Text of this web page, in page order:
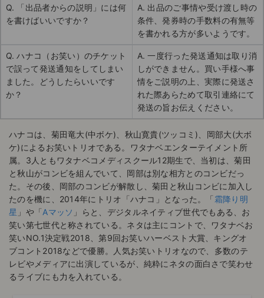
Q. 「出品者からの説明」には何
を書けばいいですか？
A. 出品のご事情や受け渡し時の
条件、発券時の手数料の有無等
を書かれる方が多いようです。
Q. ハナコ（お笑い）のチケット
で誤って発送通知をしてしまい
ました。どうしたらいいです
か？
A. 一度行った発送通知は取り消
しができません。買い手様へ事
情をご説明の上、実際に発送さ
れた際あらためて取引連絡にて
発送の旨お伝えください。
ハナコは、菊田竜大(中ボケ)、秋山寛貴(ツッコミ)、岡部大(大ボ
ケ)によるお笑いトリオである。ワタナベエンターテイメント所
属。3人ともワタナベコメディスクール12期生で、当初は、菊田
と秋山がコンビを組んでいて、岡部は別な相方とのコンビだっ
た。その後、岡部のコンビが解散し、菊田と秋山コンビに加入し
たのを機に、2014年にトリオ「ハナコ」となった。「霜降り明
星 」や「Aマッソ 」らと、デジタルネイティブ世代でもある、お
笑い第七世代と称されている。ネタは主にコントで、ワタナベお
笑いNO.1決定戦2018、第9回お笑いハーベスト大賞、キングオ
ブコント2018などで優勝。人気お笑いトリオなので、多数のテ
レビやメディアに出演しているが、純粋にネタの面白さで笑わせ
るライブにも力を入れている。